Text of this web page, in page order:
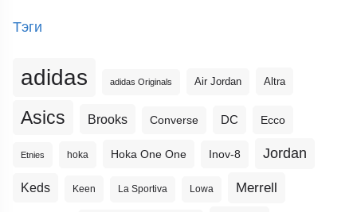
Тэги
adidas adidas Originals Air Jordan Altra
Asics Brooks Converse DC Ecco
Etnies hoka Hoka One One Inov-8 Jordan
Keds Keen La Sportiva Lowa Merrell